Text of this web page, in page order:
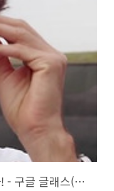
깜짝 이벤트를 준비
음식까지 기내식
참 흐뭇하게 본 바
이디어..
로저 페더러의 1인칭 시점을 체험해보자! - 구글 글래스(Google Glass)를 끼고 테니스 연습을 하는 로저 페더러(Roger Federer)와 스테판 에드베리(Stefan Edberg) 구글 글래스 바이럴 영상(Viral Film).